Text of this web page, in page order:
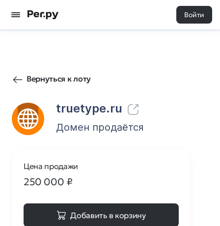
Войти
Вернуться к лоту
truetype.ru
12 0
Домен продаётся
Цена продажи
250 000 ₽
Добавить в корзину